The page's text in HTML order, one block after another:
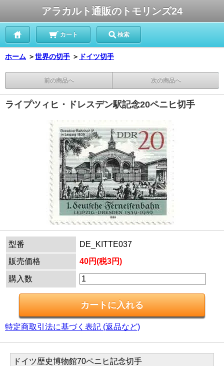
アラカルト通販のトモリンズ24
カート 検索
ホーム ＞世界の切手 ＞ ドイツ切手
前の商品へ 次の商品へ
ライプツィヒ・ドレスデン駅記念20ペニヒ切手
型番
DE_KITTE037
販売価格
40円(税3円)
購入数
特定商取引法に基づく表記 (返品など)
ドイツ歴史博物館70ペニヒ記念切手